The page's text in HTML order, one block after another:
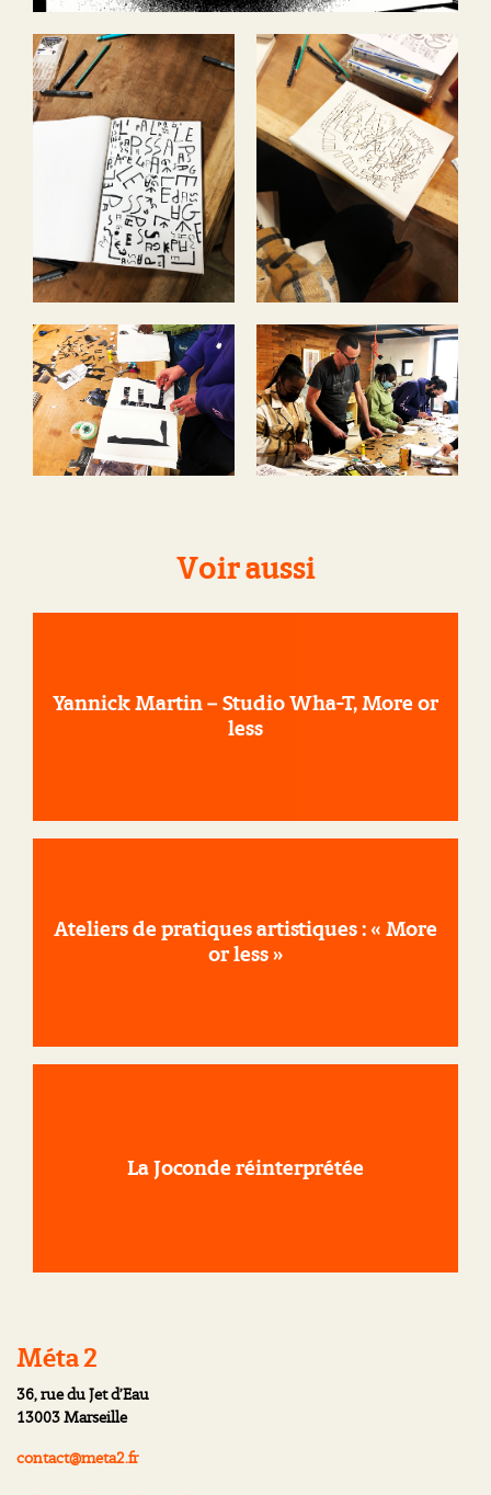
Voir aussi
Yannick Martin – Studio Wha-T, More or
less
Ateliers de pratiques artistiques : « More
or less »
La Joconde réinterprétée
Méta 2
36, rue du Jet d’Eau
13003 Marseille
contact@meta2.fr